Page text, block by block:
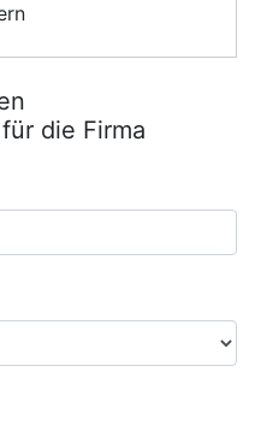
die Firma